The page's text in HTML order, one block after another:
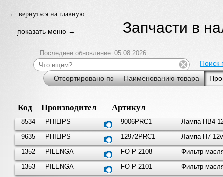
показать меню →
← вернуться на главную
Запчасти в
Последнее обновление: 05.08.2026
Отсортировано по Наименованию товара
Поиск
Код Производитель Артикул
8534 PHILIPS 9006PRC1
Лампа HB4
9635
PHILIPS 12972PRC1
Лампа H7
1352
PILENGA FO-P 2108
Фильтр
1353
PILENGA FO-P 2101
Фильтр